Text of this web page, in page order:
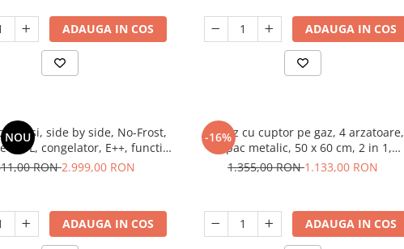
ADAUGA IN COS ADAUGA IN COS
NOU
2 usi, side by side, No-Frost,
529L, congelator, E++, functie
touch, INOX, HEINNER
RON2.999,00 RON
ADAUGA IN COS
-16%
Aragaz cu cuptor pe gaz, 4 arzatoare,
capac metalic, 50 x 60 cm, 2 in 1,
GPL+GN, Gri, LDK
1.355,00 RON1.133,00 RON
ADAUGA IN COS